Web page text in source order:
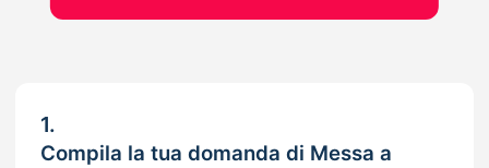
1.
Compila la tua domanda di Messa a